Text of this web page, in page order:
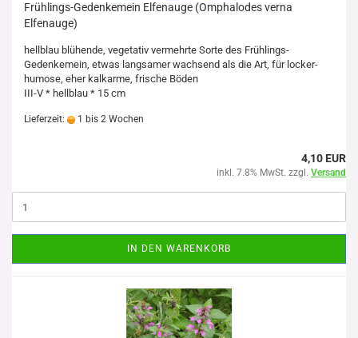
Frühlings-Gedenkemein Elfenauge (Omphalodes verna
Elfenauge)
hellblau blühende, vegetativ vermehrte Sorte des Frühlings-
Gedenkemein, etwas langsamer wachsend als die Art, für locker-
humose, eher kalkarme, frische Böden
III-V * hellblau * 15 cm
Lieferzeit: 1 bis 2 Wochen
4,10 EUR
inkl. 7.8% MwSt. zzgl. Versand
IN DEN WARENKORB